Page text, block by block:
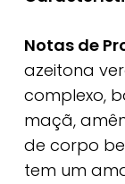
Notas de
azeitona
complexo,
maçã,
de corpo
tem um